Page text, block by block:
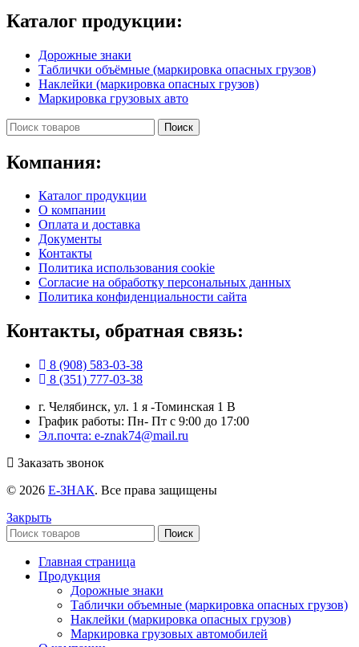
Каталог продукции:
Дорожные знаки
Таблички объёмные (маркировка опасных грузов)
Наклейки (маркировка опасных грузов)
Маркировка грузовых авто
Поиск
Компания:
Каталог продукции
О компании
Оплата и доставка
Документы
Контакты
Политика использования cookie
Согласие на обработку персональных данных
Политика конфиденциальности сайта
Контакты, обратная связь:
8 (908) 583-03-38
8 (351) 777-03-38
г. Челябинск, ул. 1 я -Томинская 1 В
График работы: Пн- Пт с 9:00 до 17:00
Эл.почта: e-znak74@mail.ru
Заказать звонок
© 2026 Е-ЗНАК. Все права защищены
Закрыть
Поиск
Главная страница
Продукция
Дорожные знаки
Таблички объемные (маркировка опасных грузов)
Наклейки (маркировка опасных грузов)
Маркировка грузовых автомобилей